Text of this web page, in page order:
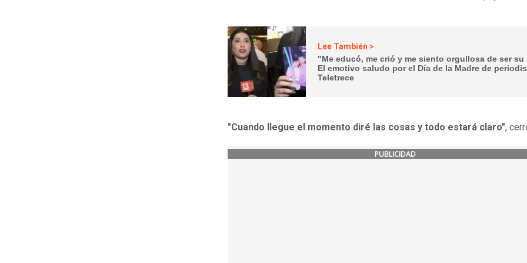
Lee También >
"Me educó, me crió y me siento orgullosa de ser su
El emotivo saludo por el Día de la Madre de
Teletrece
"Cuando llegue el momento diré las cosas y todo estará claro",
PUBLICIDAD